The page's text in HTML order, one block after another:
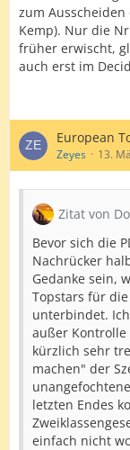
zum Ausscheiden
Kemp). Nur die
früher erwischt,
auch erst im
European
Zeyes 13.
Zitat von
Bevor sich die
Nachrücker
Gedanke sein,
Topstars für
unterbindet.
außer Kontrolle
kürzlich sehr
machen" der
letzten Endes
einfach nicht